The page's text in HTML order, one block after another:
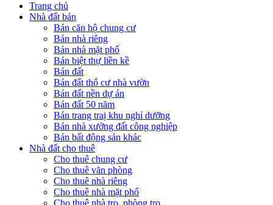
Trang chủ
Nhà đất bán
Bán căn hộ chung cư
Bán nhà riêng
Bán nhà mặt phố
Bán biệt thự liền kề
Bán đất
Bán đất thổ cư nhà vườn
Bán đất nền dự án
Bán đất 50 năm
Bán trang traị khu nghỉ dưỡng
Bán nhà xưởng đất công nghiệp
Bán bất động sản khác
Nhà đất cho thuê
Cho thuê chung cư
Cho thuê văn phòng
Cho thuê nhà riêng
Cho thuê nhà mặt phố
Cho thuê nhà trọ, phòng trọ